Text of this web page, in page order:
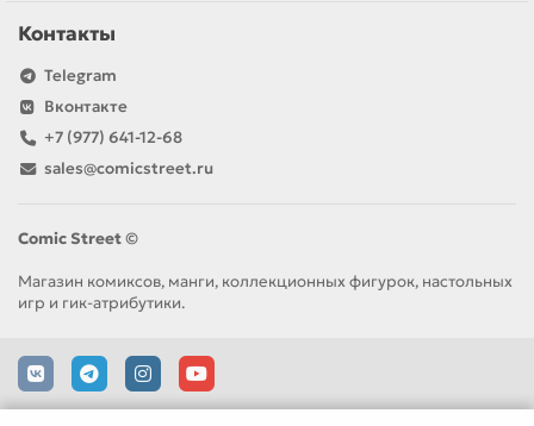
Контакты
Telegram
Вконтакте
+7 (977) 641-12-68
sales@comicstreet.ru
Comic Street ©
Магазин комиксов, манги, коллекционных фигурок, настольных
игр и гик-атрибутики.